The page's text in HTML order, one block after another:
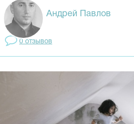
Андрей Павлов
0 отзывов